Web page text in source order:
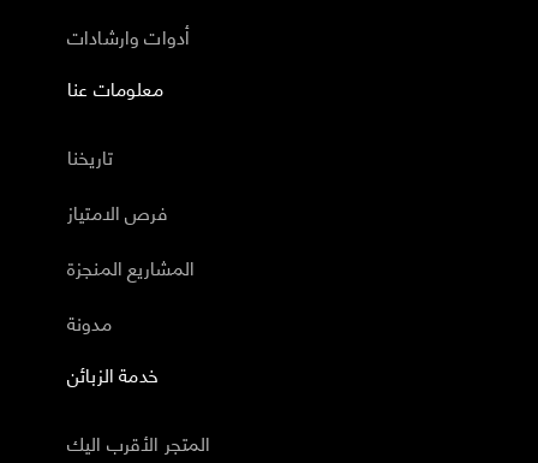
أدوات وارشادات
معلومات عنا
تاريخنا
فرص الامتياز
المشاريع المنجزة
مدونة
خدمة الزبائن
المتجر الأقرب اليك